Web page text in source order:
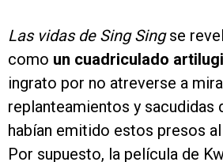
Las vidas de Sing Singse
como un cuadriculado
ingrato por no atreverse a
replanteamientos y sacudidas
habían emitido estos presos al
Por supuesto, la película de